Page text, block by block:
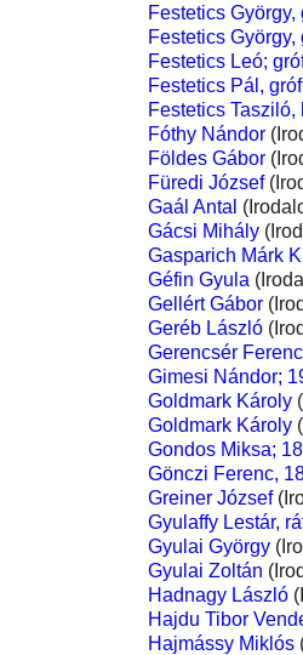
Festetics György,
Festetics György,
Festetics Leó;
Festetics Pál,
Festetics Tasziló,
Fóthy Nándor
Földes Gábor
Füredi József
Gaál Antal
Gácsi Mihály
Gasparich Márk
Géfin Gyula
Gellért Gábor
Geréb László
Gerencsér Ferenc
Gimesi Nándor;
Goldmark Károly
Goldmark Károly
Gondos Miksa;
Gönczi Ferenc,
Greiner József
Gyulaffy Lestár,
Gyulai György
Gyulai Zoltán
Hadnagy László
Hajdu Tibor
Hajmássy Miklós